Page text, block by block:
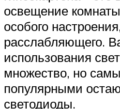
освещение
особого
расслабляющего.
использования
множество, но
популярными
светодиоды.